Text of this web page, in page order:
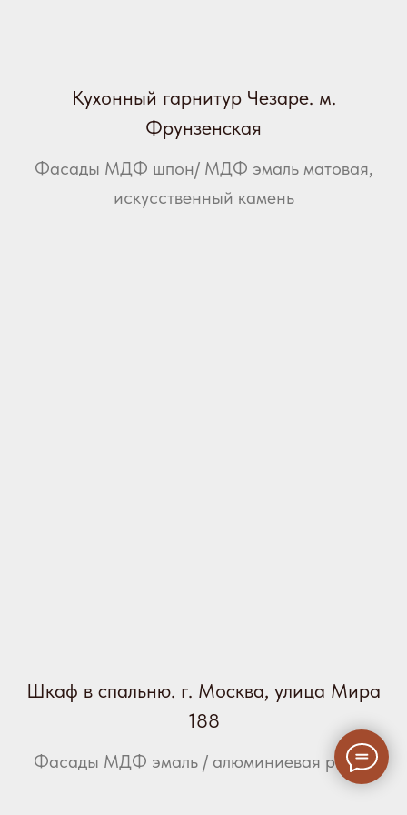
Кухонный гарнитур Чезаре. м.
Фрунзенская
Фасады МДФ шпон/ МДФ эмаль матовая,
искусственный камень
Шкаф в спальню. г. Москва, улица Мира
188
Фасады МДФ эмаль / алюминиевая рамка